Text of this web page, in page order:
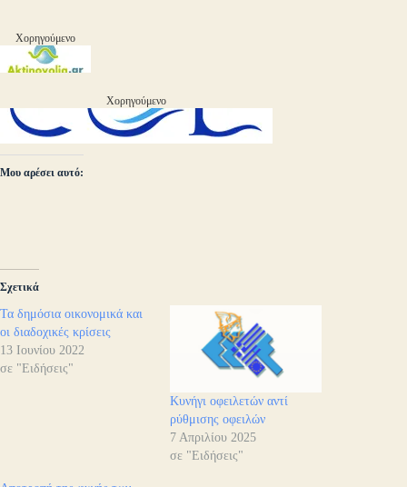
Χορηγούμενο
Χορηγούμενο
Μου αρέσει αυτό:
Σχετικά
Τα δημόσια οικονομικά και
οι διαδοχικές κρίσεις
13 Ιουνίου 2022
σε "Ειδήσεις"
Κυνήγι οφειλετών αντί
ρύθμισης οφειλών
7 Απριλίου 2025
σε "Ειδήσεις"